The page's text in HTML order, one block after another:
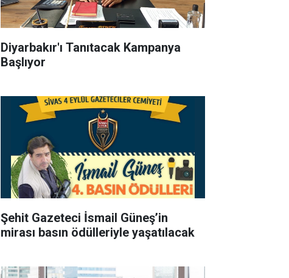
Diyarbakır'ı Tanıtacak Kampanya
Başlıyor
Şehit Gazeteci İsmail Güneş’in
mirası basın ödülleriyle yaşatılacak